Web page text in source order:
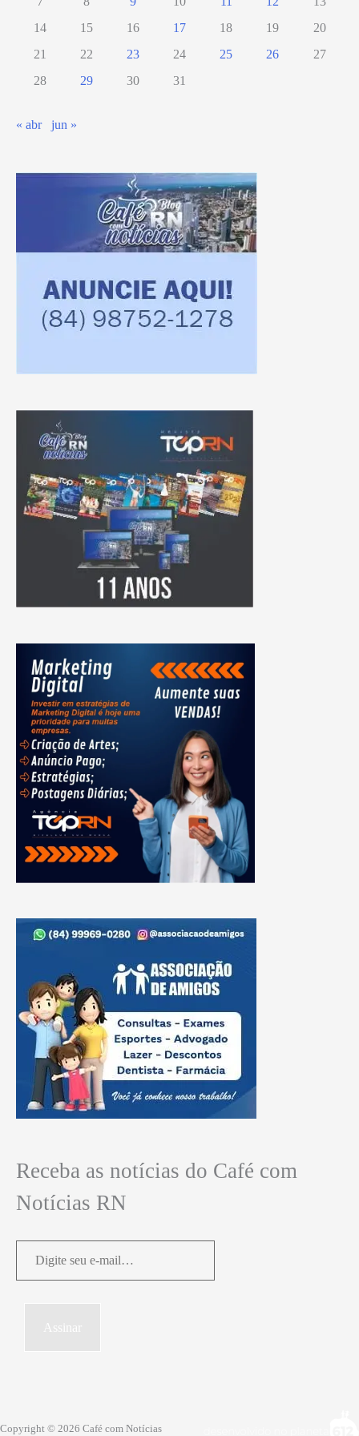
14
15 16 17 18 19
20
21
22 23 24 25 26
27
28
29 30 31
« abr jun »
Receba as notícias do Café com
Notícias RN
mail…Assinar
Copyright © 2026 Café com Notícias